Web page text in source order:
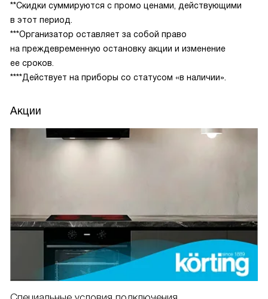
**Скидки суммируются с промо ценами, действующими
в этот период.
***Организатор оставляет за собой право
на преждевременную остановку акции и изменение
ее сроков.
****Действует на приборы со статусом «в наличии».
Акции